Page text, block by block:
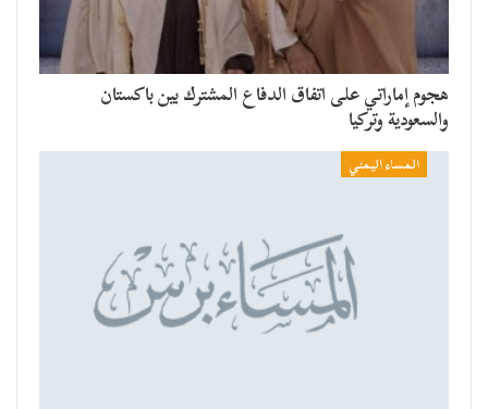
هجوم إماراتي على اتفاق الدفاع المشترك بين باكستان
والسعودية وتركيا
المساء اليمني